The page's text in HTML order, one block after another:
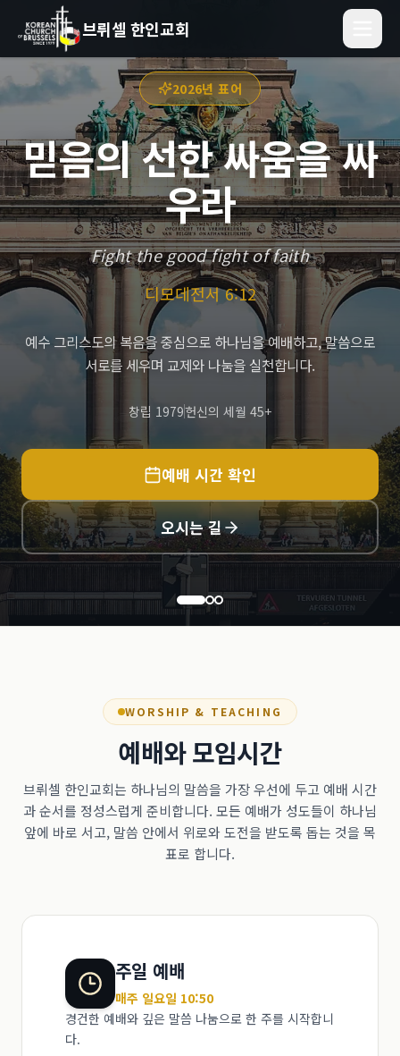
브뤼셀 한인교회
2026년 표어
믿음의 선한 싸움을 싸
우라
Fight the good fight of faith
디모데전서 6:12
예수 그리스도의 복음을 중심으로 하나님을 예배하고, 말씀으로
서로를 세우며 교제와 나눔을 실천합니다.
창립 1979헌신의 세월 45+
예배 시간 확인
오시는 길
WORSHIP & TEACHING
예배와 모임시간
브뤼셀 한인교회는 하나님의 말씀을 가장 우선에 두고 예배 시간
과 순서를 정성스럽게 준비합니다. 모든 예배가 성도들이 하나님
앞에 바로 서고, 말씀 안에서 위로와 도전을 받도록 돕는 것을 목
표로 합니다.
주일 예배
매주 일요일 10:50
경건한 예배와 깊은 말씀 나눔으로 한 주를 시작합니
다.